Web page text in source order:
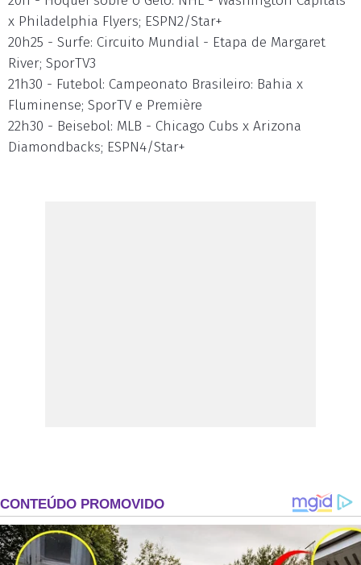
x Philadelphia Flyers; ESPN2/Star+
20h25 - Surfe: Circuito Mundial - Etapa de Margaret
River; SporTV3
21h30 - Futebol: Campeonato Brasileiro: Bahia x
Fluminense; SporTV e Première
22h30 - Beisebol: MLB - Chicago Cubs x Arizona
Diamondbacks; ESPN4/Star+